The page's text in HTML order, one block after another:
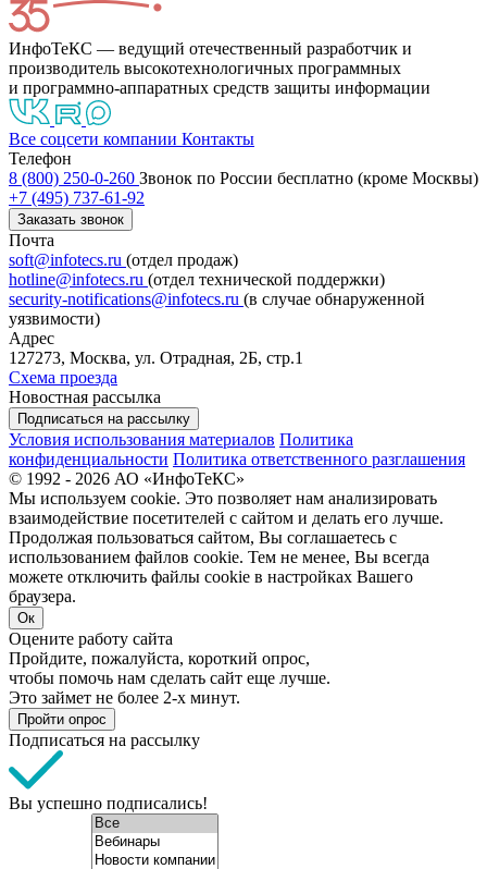
ИнфоТеКС — ведущий отечественный разработчик и
производитель высокотехнологичных программных
и программно-аппаратных средств защиты информации
Все соцсети компании Контакты
Телефон
8 (800) 250-0-260 Звонок по России бесплатно (кроме Москвы)
+7 (495) 737-61-92
Заказать звонок
Почта
soft@infotecs.ru (отдел продаж)
hotline@infotecs.ru (отдел технической поддержки)
security-notifications@infotecs.ru (в случае обнаруженной
уязвимости)
Адрес
127273, Москва, ул. Отрадная, 2Б, стр.1
Схема проезда
Новостная рассылка
Подписаться на рассылку
Условия использования материалов Политика
конфиденциальности Политика ответственного разглашения
© 1992 - 2026 АО «ИнфоТеКС»
Мы используем cookie. Это позволяет нам анализировать
взаимодействие посетителей с сайтом и делать его лучше.
Продолжая пользоваться сайтом, Вы соглашаетесь с
использованием файлов cookie. Тем не менее, Вы всегда
можете отключить файлы cookie в настройках Вашего
браузера.
Ок
Оцените работу сайта
Пройдите, пожалуйста, короткий опрос,
чтобы помочь нам сделать сайт еще лучше.
Это займет не более 2-х минут.
Пройти опрос
Подписаться на рассылку
Вы успешно подписались!